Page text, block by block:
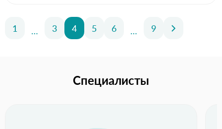
1 … 3 4 5 6 … 9
Специалисты